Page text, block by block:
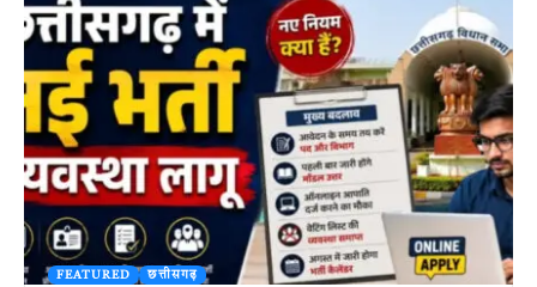
FEATURED छत्तीसगढ़